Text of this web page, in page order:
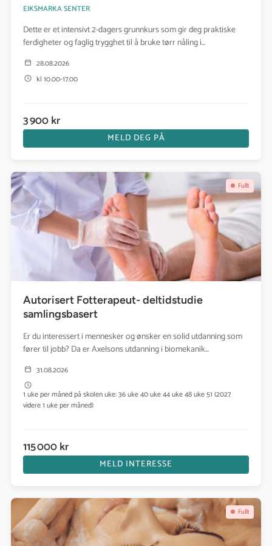
EIKSMARKA SENTER
Dette er et intensivt 2-dagers grunnkurs som gir deg praktiske
ferdigheter og faglig trygghet til å bruke tørr nåling i...
28.08.2026
kl 10.00-17.00
3 900 kr
MELD DEG PÅ
Se kurs: Autorisert Fotterapeut- deltidstudie samlingsbasert
Fullt
Autorisert Fotterapeut- deltidstudie
samlingsbasert
Er du interessert i mennesker og ønsker en solid utdanning som
fører til jobb? Da er Axelsons utdanning i biomekanik...
31.08.2026
1 uke per måned på skolen uke: 36 uke 40 uke 44 uke 48 uke 51 (2027
videre 1 uke per måned)
115 000 kr
MELD INTERESSE
Se kurs: Diplomert Hud &velværeterapeut - fulltid utdanning
Fullt